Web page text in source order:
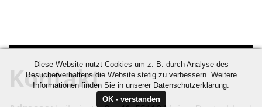
Kontakt
Diese Website nutzt Cookies um z. B. durch Analyse des
Besucherverhaltens die Website stetig zu verbessern. Weitere
Informationen finden Sie in unserer Datenschutzerklärung.